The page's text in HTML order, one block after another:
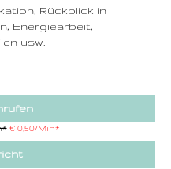
Rückblick in
Energiearbeit,
usw.
* € 0,50/Min*